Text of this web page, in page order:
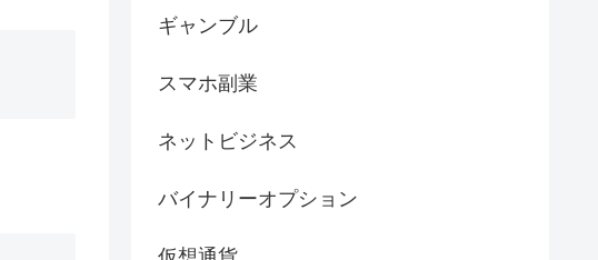
ギャンブル
スマホ副業
ネットビジネス
バイナリーオプション